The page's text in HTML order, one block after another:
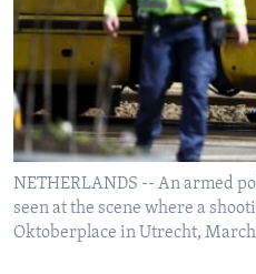
MAGAZIN
O GLASU AMERIKE
Learning English
PRATITE NAS
NETHERLANDS -- An armed
seen at the scene where a
Oktoberplace in Utrecht, March